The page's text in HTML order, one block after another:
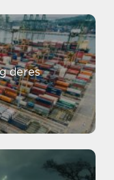
deres